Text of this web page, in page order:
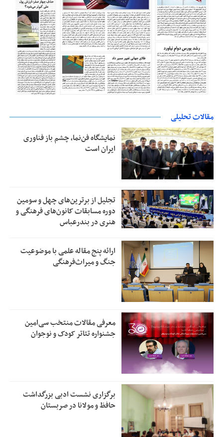
مقالات تحلیلی
نمایشگاه فن‌نما، چشم باز فناوری
ایران است
تجلیل از بر‌ترین‌های چهل و سومین
دوره مسابقات کانون‌های فرهنگی و
هنری در بندرعباس
ارائه پنج مقاله علمی با موضوعیت
جنگ و میراث‌فرهنگی
معرفی مقالات منتخب سی‌امین
جشنواره تئاتر کودک و نوجوان
برگزاری نشست ادبی بزرگداشت
حافظ و مولانا در صربستان